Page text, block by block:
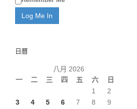
日曆
八月 2026
一
二 三 四 五 六 日
1
2
3
4 5 6 7 8
9